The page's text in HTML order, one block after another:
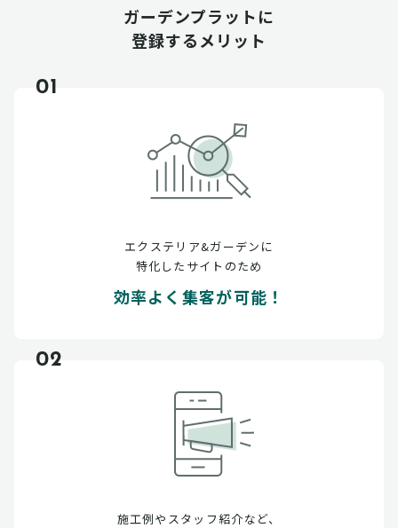
ガーデンプラットに
登録するメリット
01
エクステリア&ガーデンに
特化したサイトのため
効率よく集客が可能！
02
施工例やスタッフ紹介など、